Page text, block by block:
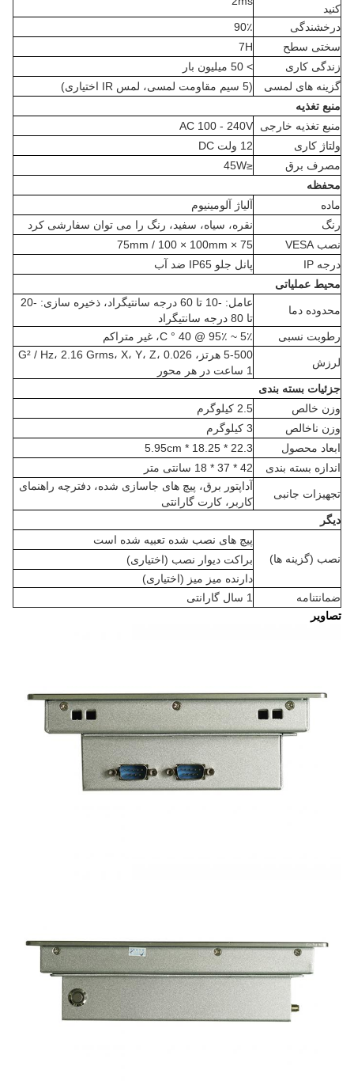
کنید
درخشندگی
90٪
سختی سطح
7H
زندگی کاری
> 50 میلیون بار
گزینه های لمسی
(5 سیم مقاومت لمسی، لمس IR اختیاری)
منبع تغذیه
منبع تغذیه خارجی
AC 100 - 240V
ولتاژ کاری
12 ولت DC
مصرف برق
≤45W
محفظه
ماده
آلیاژ آلومینیوم
رنگ
نقره، سیاه، سفید، رنگ را می توان سفارشی کرد
نصب VESA
75 × 75mm / 100 × 100mm
درجه IP
پانل جلو IP65 ضد آب
محیط عملیاتی
محدوده دما
عامل: -10 تا 60 درجه سانتیگراد، ذخیره سازی: -20
تا 80 درجه سانتیگراد
رطوبت نسبی
5٪ ~ 95٪ @ 40 ° C، غیر متراکم
لرزش
5-500 هرتز، 0.026 G² / Hz، 2.16 Grms، X، Y، Z،
1 ساعت در هر محور
جزئیات بسته بندی
وزن خالص
2.5 کیلوگرم
وزن ناخالص
3 کیلوگرم
ابعاد محصول
22.3 * 18.25 * 5.95cm
اندازه بسته بندی
42 * 37 * 18 سانتی متر
تجهیزات جانبی
آداپتور برق، پیچ های جاسازی شده، دفترچه راهنمای
کاربر، کارت گارانتی
دیگر
نصب (گزینه ها)
پیچ های نصب شده تعبیه شده است
براکت دیوار نصب (اختیاری)
دارنده میز میز (اختیاری)
ضمانتنامه
1 سال گارانتی
تصاویر